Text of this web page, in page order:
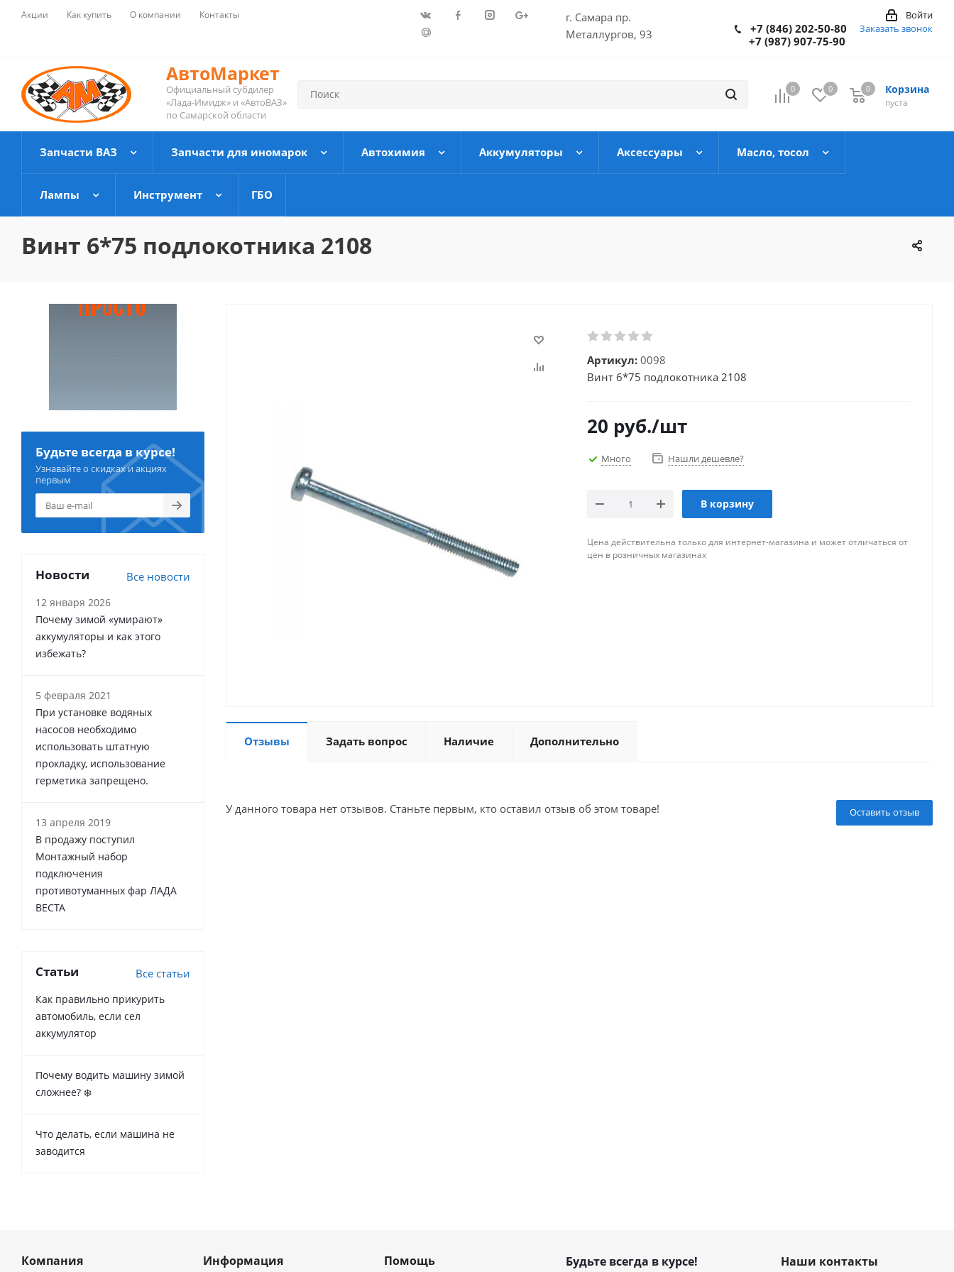
Акции Как купить О компании Контакты
г. Самара пр.
Металлургов, 93
Войти
+7 (846) 202-50-80
+7 (987) 907-75-90
Заказать звонок
АвтоМаркет
Официальный субдилер
«Лада-Имидж» и «АвтоВАЗ»
по Самарской области
0 0 Корзина
пуста
0
Запчасти ВАЗ Запчасти для иномарок Автохимия Аккумуляторы Аксессуары Масло, тосол
Лампы Инструмент ГБО
Винт 6*75 подлокотника 2108
Артикул: 0098
Винт 6*75 подлокотника 2108
20 руб./шт
Много Нашли дешевле?
В корзину
Цена действительна только для интернет-магазина и может отличаться от
цен в розничных магазинах
Отзывы Задать вопрос Наличие Дополнительно
Оставить отзыв
У данного товара нет отзывов. Станьте первым, кто оставил отзыв об этом товаре!
Будьте всегда в курсе!
Узнавайте о скидках и акциях
первым
Новости Все новости
12 января 2026
Почему зимой «умирают»
аккумуляторы и как этого
избежать?
5 февраля 2021
При установке водяных
насосов необходимо
использовать штатную
прокладку, использование
герметика запрещено.
13 апреля 2019
В продажу поступил
Монтажный набор
подключения
противотуманных фар ЛАДА
ВЕСТА
Статьи Все статьи
Как правильно прикурить
автомобиль, если сел
аккумулятор
Почему водить машину зимой
сложнее? ❄️
Что делать, если машина не
заводится
Компания Информация Помощь Будьте всегда в курсе! Наши контакты